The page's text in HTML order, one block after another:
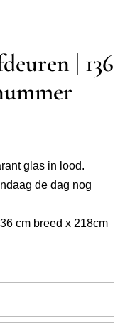
| 136
glas in lood.
de dag nog
cm breed x 218cm